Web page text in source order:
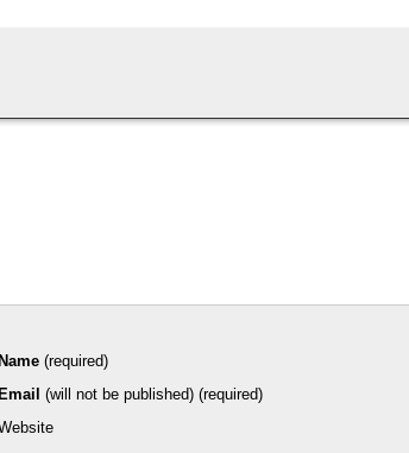
Name (required)
Email (will not be published) (required)